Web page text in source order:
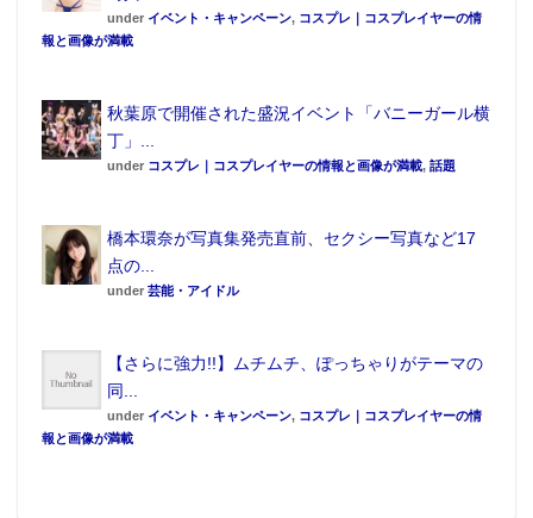
under イベント・キャンペーン, コスプレ｜コスプレイヤーの情
報と画像が満載
秋葉原で開催された盛況イベント「バニーガール横
丁」...
under コスプレ｜コスプレイヤーの情報と画像が満載, 話題
橋本環奈が写真集発売直前、セクシー写真など17
点の...
under 芸能・アイドル
【さらに強力!!】ムチムチ、ぽっちゃりがテーマの
同...
under イベント・キャンペーン, コスプレ｜コスプレイヤーの情
報と画像が満載